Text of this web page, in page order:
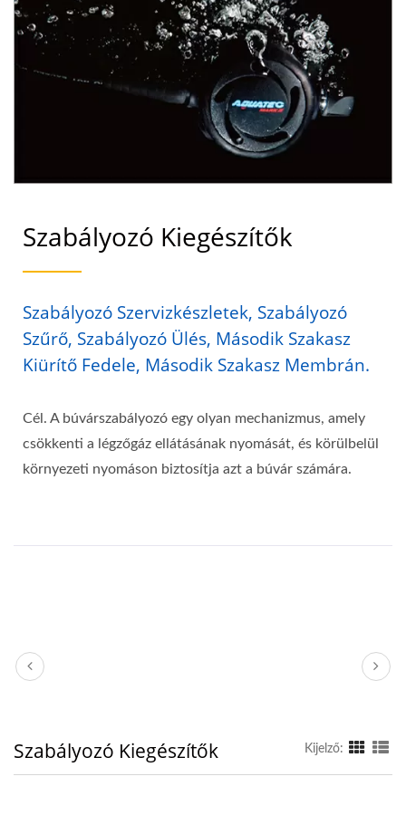
SCUBA AQUATEC
Szabályozó Kiegészítők
Szabályozó Szervizkészletek, Szabályozó
Szűrő, Szabályozó Ülés, Második Szakasz
Kiürítő Fedele, Második Szakasz Membrán.
Cél. A búvárszabályozó egy olyan mechanizmus, amely
csökkenti a légzőgáz ellátásának nyomását, és körülbelül
környezeti nyomáson biztosítja azt a búvár számára.
Szabályozó Kiegészítők Kijelző: